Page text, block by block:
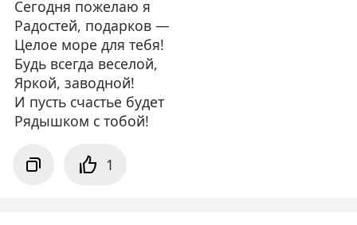
Сегодня пожелаю я
Радостей, подарков —
Целое море для тебя!
Будь всегда веселой,
Яркой, заводной!
И пусть счастье будет
Рядышком с тобой!
1